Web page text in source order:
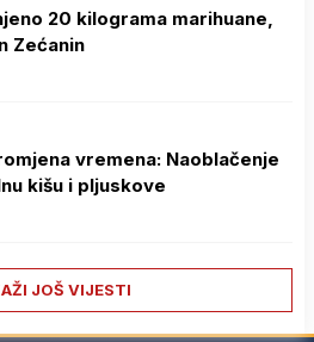
20 kilograma marihuane,
Zećanin
vremena: Naoblačenje
kišu i pljuskove
JOŠ VIJESTI